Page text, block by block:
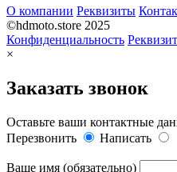
О компании Реквизиты
©hdmoto.store 2025
Конфиденциальность
×
Заказать звонок
Оставьте ваши контактные
Перезвонить
Написать
Ваше имя (обязательно)